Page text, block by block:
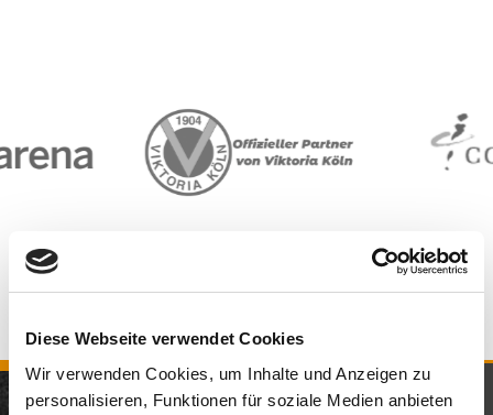
Diese Webseite verwendet Cookies
Wir verwenden Cookies, um Inhalte und Anzeigen zu
personalisieren, Funktionen für soziale Medien anbieten
KOMM IN UNSER TEAM